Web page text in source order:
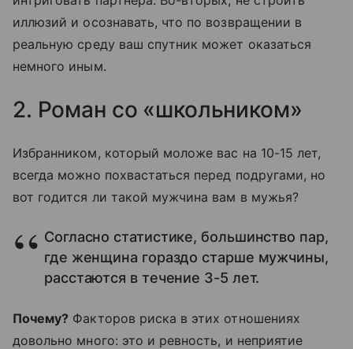
иллюзий и осознавать, что по возвращении в
реальную среду ваш спутник может оказаться
немного иным.
2. Роман со «школьником»
Избранником, который моложе вас на 10-15 лет,
всегда можно похвастаться перед подругами, но
вот годится ли такой мужчина вам в мужья?
Согласно статистике, большинство пар,
где женщина гораздо старше мужчины,
расстаются в течение 3-5 лет.
Почему? Факторов риска в этих отношениях
довольно много: это и ревность, и неприятие